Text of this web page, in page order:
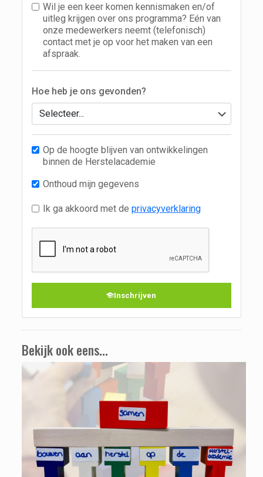
Wil je een keer komen kennismaken en/of
uitleg krijgen over ons programma? Eén van
onze medewerkers neemt (telefonisch)
contact met je op voor het maken van een
afspraak.
Hoe heb je ons gevonden?
Op de hoogte blijven van ontwikkelingen
binnen de Herstelacademie
Onthoud mijn gegevens
Ik ga akkoord met deprivacyverklaring
Inschrijven
Bekijk ook eens...